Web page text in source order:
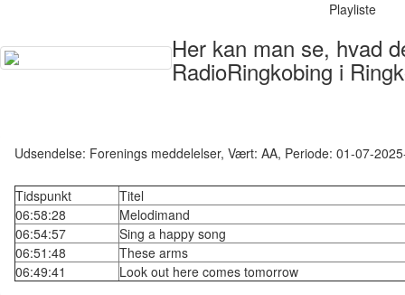
Playliste
Her kan man se, hvad
RadioRingkobing i
Udsendelse: Forenings meddelelser, Vært: AA, Periode: 01-07-
Tidspunkt
Titel
06:58:28
Melodimand
06:54:57
Sing a happy song
06:51:48
These arms
06:49:41
Look out here comes tomorrow